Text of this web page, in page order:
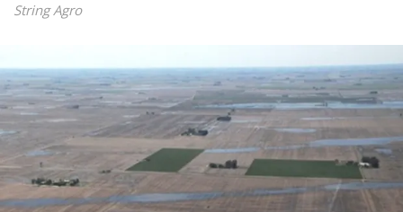
String Agro